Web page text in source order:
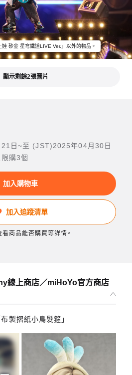
砂金 星穹鐵道LIVE Ver.」以外的物品。
顯示剩餘2張圖片
21日~至 (JST)2025年04月30日
購3個
加入購物車
加入追蹤清單
商品能否購買等詳情。
線上商店／miHoYo官方商店
布製摺紙小鳥髮箍」